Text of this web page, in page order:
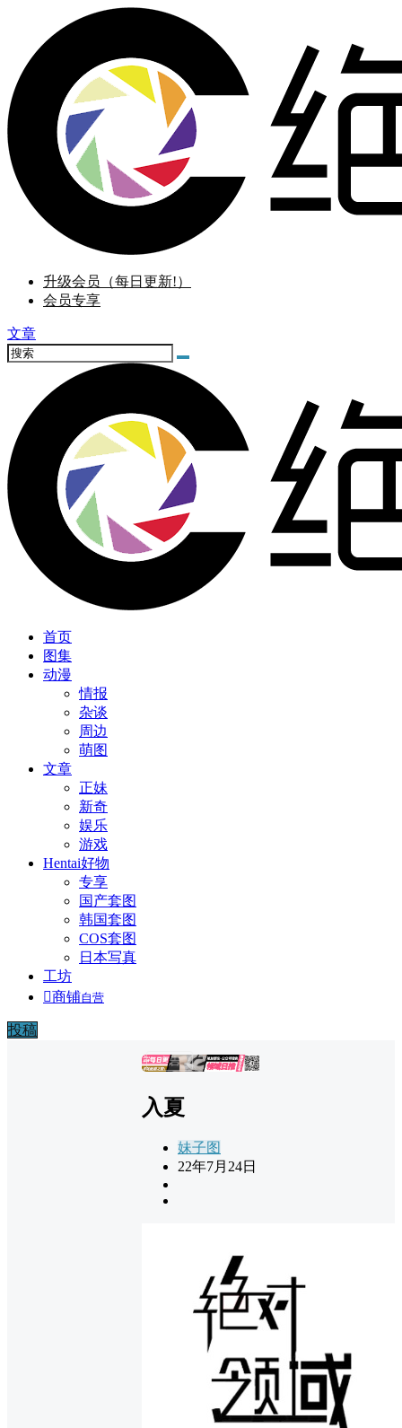
升级会员（每日更新!）
会员专享
文章
首页
图集
动漫
情报
杂谈
周边
萌图
文章
正妹
新奇
娱乐
游戏
Hentai好物
专享
国产套图
韩国套图
COS套图
日本写真
工坊
商铺自营
投稿
广告
入夏
妹子图
22年7月24日